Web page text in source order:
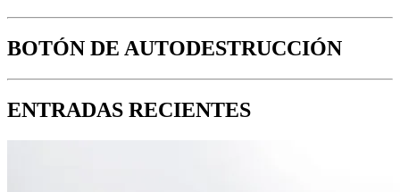
BOTÓN DE AUTODESTRUCCIÓN
ENTRADAS RECIENTES